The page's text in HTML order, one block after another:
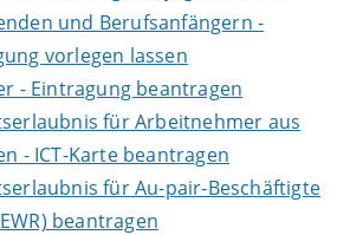
und Berufsanfängern -
vorlegen lassen
- Eintragung beantragen
für Arbeitnehmer aus
- ICT-Karte beantragen
für Au-pair-Beschäftigte
beantragen